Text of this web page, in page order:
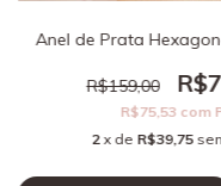
Anel de Prata
R$159,00
R$75,53 com
2 x de R$39,75